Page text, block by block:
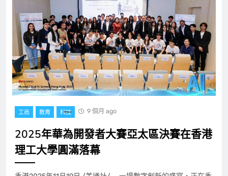
工商 教育 科技 9 個月 ago
2025年華為開發者大賽亞太區決賽在香港
理工大學圓滿落幕